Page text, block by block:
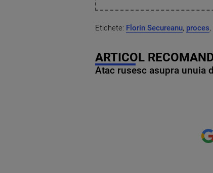
Etichete: Florin Secureanu, proces,
ARTICOL
Atac rusesc asupra unuia